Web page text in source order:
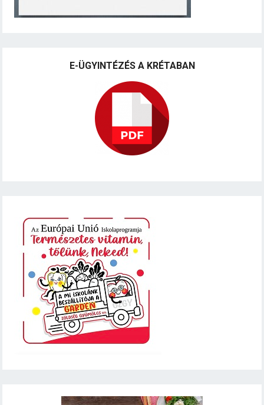
E-ÜGYINTÉZÉS A KRÉTABAN